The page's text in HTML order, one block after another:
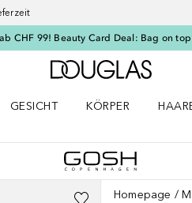
CHF 99! Beauty Card Deal: Bag on
Zur
GESICHT
KÖRPER
Homepage